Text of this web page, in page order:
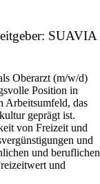
SUAVIA
Oberarzt (m/w/d)
Position in
Arbeitsumfeld, das
geprägt ist.
von Freizeit und
und
und beruflichen
und